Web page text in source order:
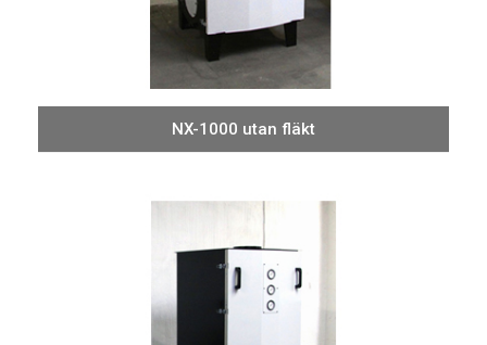
NX-1000 utan fläkt